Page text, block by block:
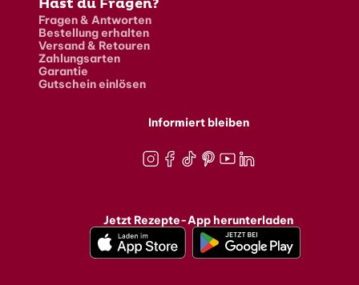
Fragen & Antworten
Bestellung erhalten
Versand & Retouren
Zahlungsarten
Garantie
Gutschein einlösen
Informiert bleiben
Jetzt Rezepte-App herunterladen